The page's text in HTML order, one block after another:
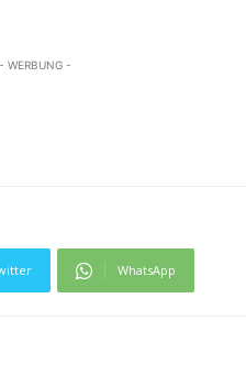
- WERBUNG -
WhatsApp